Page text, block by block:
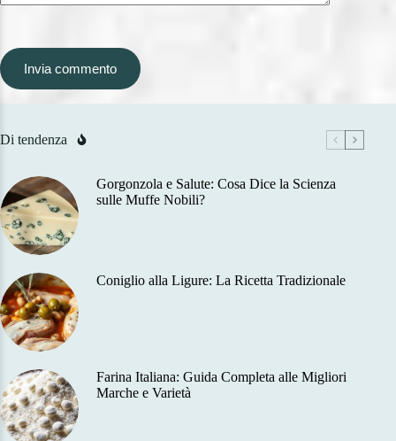
Invia commento
Di tendenza
Gorgonzola e Salute: Cosa Dice la Scienza
sulle Muffe Nobili?
Coniglio alla Ligure: La Ricetta Tradizionale
Farina Italiana: Guida Completa alle Migliori
Marche e Varietà